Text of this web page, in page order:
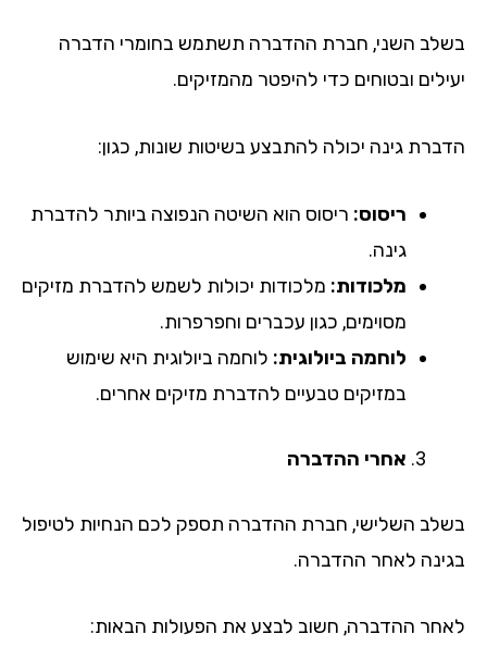
בשלב השני, חברת ההדברה תשתמש בחומרי הדברה
יעילים ובטוחים כדי להיפטר מהמזיקים.
הדברת גינה יכולה להתבצע בשיטות שונות, כגון:
ריסוס: ריסוס הוא השיטה הנפוצה ביותר להדברת
גינה.
מלכודות: מלכודות יכולות לשמש להדברת מזיקים
מסוימים, כגון עכברים וחפרפרות.
לוחמה ביולוגית: לוחמה ביולוגית היא שימוש
במזיקים טבעיים להדברת מזיקים אחרים.
אחרי ההדברה
בשלב השלישי, חברת ההדברה תספק לכם הנחיות לטיפול
בגינה לאחר ההדברה.
לאחר ההדברה, חשוב לבצע את הפעולות הבאות: